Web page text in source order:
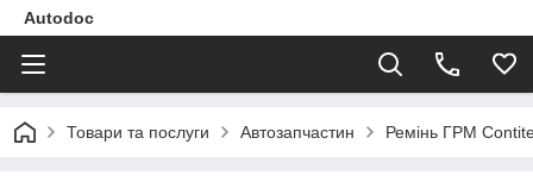
Autodoc
Товари та послуги Автозапчастин Ремінь ГРМ